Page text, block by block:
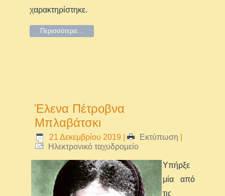
χαρακτηρίστηκε.
Περισσότερα...
Έλενα Πέτροβνα
Μπλαβάτσκι
21 Δεκεμβρίου 2019 | Εκτύπωση
Ηλεκτρονικό ταχυδρομείο
Υπήρξε
μία από
τις